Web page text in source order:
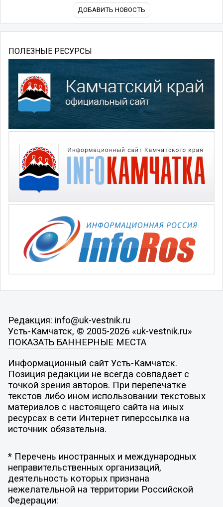
ДОБАВИТЬ НОВОСТЬ
ПОЛЕЗНЫЕ РЕСУРСЫ
Редакция: info@uk-vestnik.ru
Усть-Камчатск, © 2005-2026 «uk-vestnik.ru»
ПОКАЗАТЬ БАННЕРНЫЕ МЕСТА
Информационный сайт Усть-Камчатск.
Позиция редакции не всегда совпадает с
точкой зрения авторов. При перепечатке
текстов либо ином использовании текстовых
материалов с настоящего сайта на иных
ресурсах в сети Интернет гиперссылка на
источник обязательна.
* Перечень иностранных и международных
неправительственных организаций,
деятельность которых признана
нежелательной на территории Российской
Федерации: